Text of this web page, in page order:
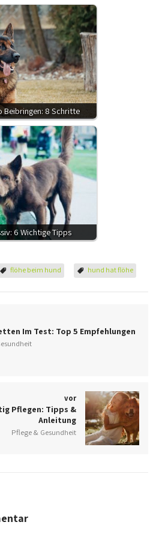
Beibringen: 8 Schritte
6 Wichtige Tipps
flöhe beim hund hund hat flöhe
Im Test: Top 5 Empfehlungen
vor
Pflegen: Tipps &
Anleitung
Pflege & Gesundheit